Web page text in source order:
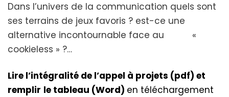
Dans l’univers de la communication quels sont
ses terrains de jeux favoris ? est-ce une
alternative incontournable face au «
cookieless » ?…
Lire l’intégralité de l’appel à projets (pdf) et
remplir le tableau (Word) en téléchargement